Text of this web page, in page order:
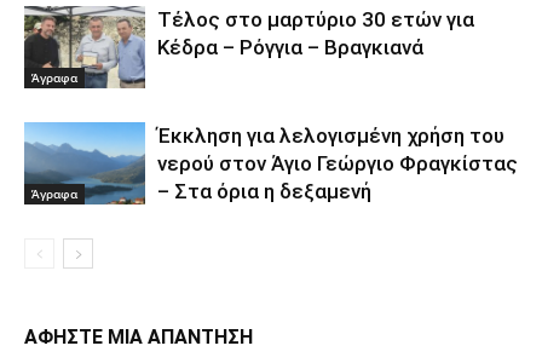
Άγραφα
Τέλος στο μαρτύριο 30 ετών για
Κέδρα – Ρόγγια – Βραγκιανά
Άγραφα
Έκκληση για λελογισμένη χρήση του
νερού στον Άγιο Γεώργιο Φραγκίστας
– Στα όρια η δεξαμενή
ΑΦΗΣΤΕ ΜΙΑ ΑΠΑΝΤΗΣΗ